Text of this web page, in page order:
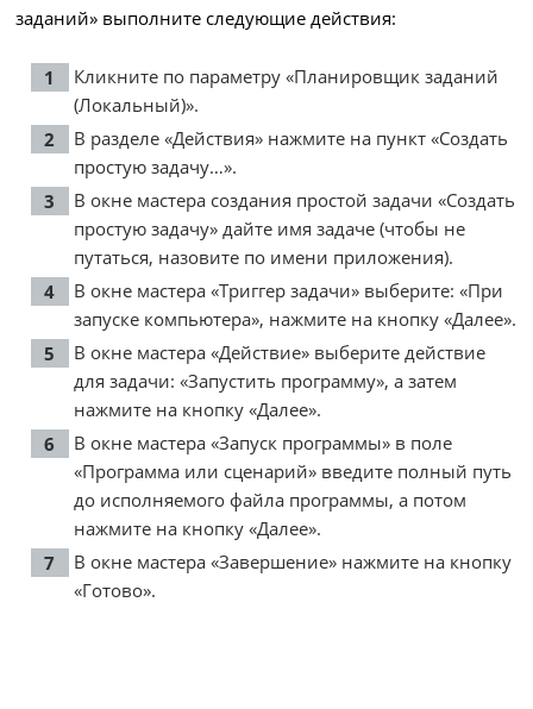
заданий» выполните следующие действия:
Кликните по параметру «Планировщик заданий
(Локальный)».
В разделе «Действия» нажмите на пункт «Создать
простую задачу…».
В окне мастера создания простой задачи «Создать
простую задачу» дайте имя задаче (чтобы не
путаться, назовите по имени приложения).
В окне мастера «Триггер задачи» выберите: «При
запуске компьютера», нажмите на кнопку «Далее».
В окне мастера «Действие» выберите действие
для задачи: «Запустить программу», а затем
нажмите на кнопку «Далее».
В окне мастера «Запуск программы» в поле
«Программа или сценарий» введите полный путь
до исполняемого файла программы, а потом
нажмите на кнопку «Далее».
В окне мастера «Завершение» нажмите на кнопку
«Готово».